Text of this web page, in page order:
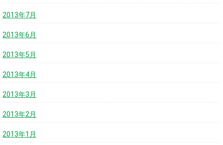
2013年7月
2013年6月
2013年5月
2013年4月
2013年3月
2013年2月
2013年1月